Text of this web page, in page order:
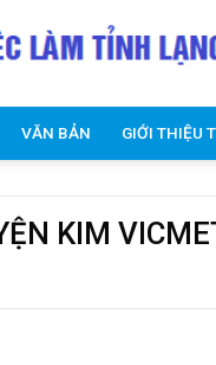
VĂN BẢN GIỚI THIỆU
KIM